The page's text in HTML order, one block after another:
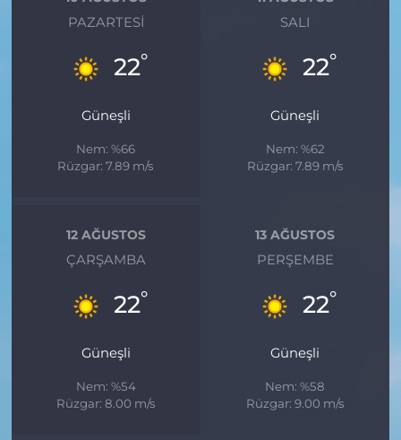
PAZARTESI
22°
Güneşli
Nem: %66
Rüzgar: 7.89 m/s
SALI
22°
Güneşli
Nem: %62
Rüzgar: 7.89 m/s
12 AĞUSTOS
ÇARŞAMBA
22°
Güneşli
Nem: %54
Rüzgar: 8.00 m/s
13 AĞUSTOS
PERŞEMBE
22°
Güneşli
Nem: %58
Rüzgar: 9.00 m/s